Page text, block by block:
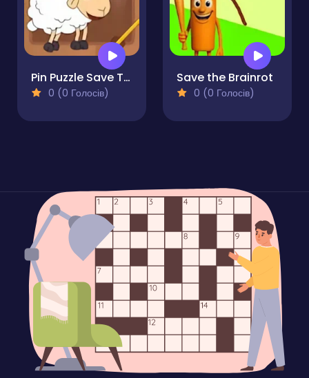
Pin Puzzle Save The Sheep
0 (0 Голосів)
Save the Brainrot
0 (0 Голосів)